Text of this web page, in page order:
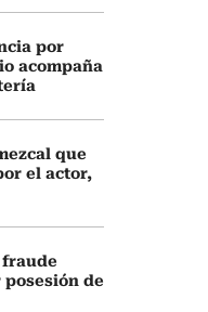
por
acompaña
que
el actor,
fraude
de